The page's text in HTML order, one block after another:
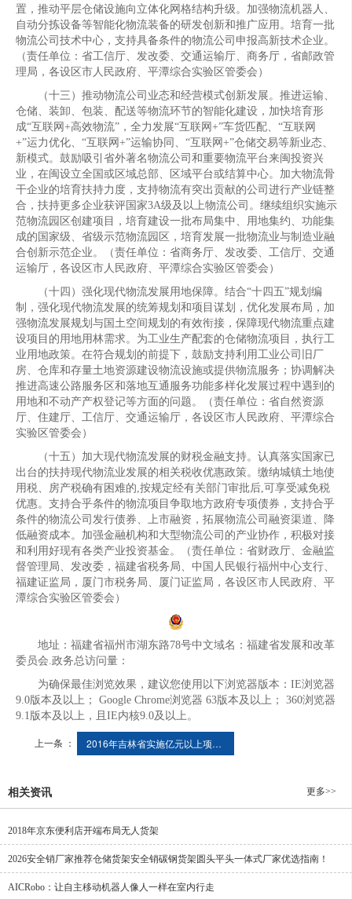
置，推动平层仓储设施向立体化网格结构升级。加强物流机器人、
自动分拣设备等智能化物流装备的研发创新和推广应用。培育一批
物流公司技术中心，支持具备条件的物流公司申报高新技术企业。
（责任单位：省工信厅、发改委、交通运输厅、商务厅，省邮政管
理局，各设区市人民政府、平潭综合实验区管委会）
（十三）推动物流公司业态和经营模式创新发展。推进运输、
仓储、装卸、包装、配送等物流环节的智能化建设，加快培育形
成“互联网+高效物流”，全力发展“互联网+”车货匹配、“互联网
+”运力优化、“互联网+”运输协同、“互联网+”仓储交易等新业态、
新模式。鼓励吸引省外著名物流公司和重要物流平台来闽投资兴
业，在闽设立全国或区域总部、区域平台或结算中心。加大物流骨
干企业的培育扶持力度，支持物流有突出贡献的公司进行产业链整
合，扶持更多企业获评国家3A级及以上物流公司。继续组织实施示
范物流园区创建项目，培育建设一批布局集中、用地集约、功能集
成的国家级、省级示范物流园区，培育发展一批物流业与制造业融
合创新示范企业。（责任单位：省商务厅、发改委、工信厅、交通
运输厅，各设区市人民政府、平潭综合实验区管委会）
（十四）强化现代物流发展用地保障。结合“十四五”规划编
制，强化现代物流发展的统筹规划和项目谋划，优化发展布局，加
强物流发展规划与国土空间规划的有效衔接，保障现代物流重点建
设项目的用地用林需求。为工业生产配套的仓储物流项目，执行工
业用地政策。在符合规划的前提下，鼓励支持利用工业公司旧厂
房、仓库和存量土地资源建设物流设施或提供物流服务；协调解决
推进高速公路服务区和落地互通服务功能多样化发展过程中遇到的
用地和不动产产权登记等方面的问题。（责任单位：省自然资源
厅、住建厅、工信厅、交通运输厅，各设区市人民政府、平潭综合
实验区管委会）
（十五）加大现代物流发展的财税金融支持。认真落实国家已
出台的扶持现代物流业发展的相关税收优惠政策。缴纳城镇土地使
用税、房产税确有困难的,按规定经有关部门审批后,可享受减免税
优惠。支持合乎条件的物流项目争取地方政府专项债券，支持合乎
条件的物流公司发行债券、上市融资，拓展物流公司融资渠道、降
低融资成本。加强金融机构和大型物流公司的产业协作，积极对接
和利用好现有各类产业投资基金。（责任单位：省财政厅、金融监
督管理局、发改委，福建省税务局、中国人民银行福州中心支行、
福建证监局，厦门市税务局、厦门证监局，各设区市人民政府、平
潭综合实验区管委会）
地址：福建省福州市湖东路78号中文域名：福建省发展和改革
委员会.政务总访问量：
为确保最佳浏览效果，建议您使用以下浏览器版本：IE浏览器
9.0版本及以上； Google Chrome浏览器 63版本及以上； 360浏览器
9.1版本及以上，且IE内核9.0及以上。
上一条 ： 2016年吉林省实施亿元以上项目2328个
相关资讯 更多>>
2018年京东便利店开端布局无人货架
2026安全销厂家推荐仓储货架安全销碳钢货架圆头平头一体式厂家优选指南！
AICRobo：让自主移动机器人像人一样在室内行走